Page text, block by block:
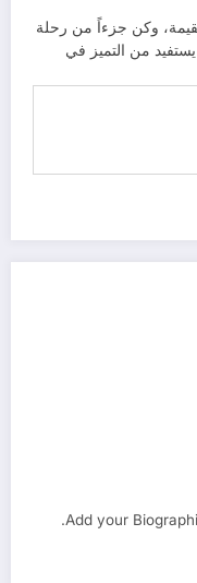
وكن جزءاً من رحلة
من التميز في
Add your